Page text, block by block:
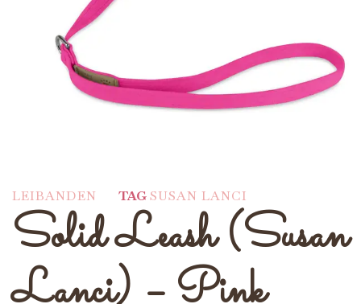
LEIBANDEN TAGSUSAN LANCI
Solid Leash (Susan